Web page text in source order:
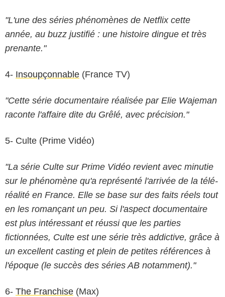
"L'une des séries phénomènes de Netflix cette
année, au buzz justifié : une histoire dingue et très
prenante."
4- Insoupçonnable (France TV)
"Cette série documentaire réalisée par Elie Wajeman
raconte l'affaire dite du Grêlé, avec précision."
5- Culte (Prime Vidéo)
"La série Culte sur Prime Vidéo revient avec minutie
sur le phénomène qu'a représenté l'arrivée de la télé-
réalité en France. Elle se base sur des faits réels tout
en les romançant un peu. Si l'aspect documentaire
est plus intéressant et réussi que les parties
fictionnées, Culte est une série très addictive, grâce à
un excellent casting et plein de petites références à
l'époque (le succès des séries AB notamment)."
6- The Franchise (Max)